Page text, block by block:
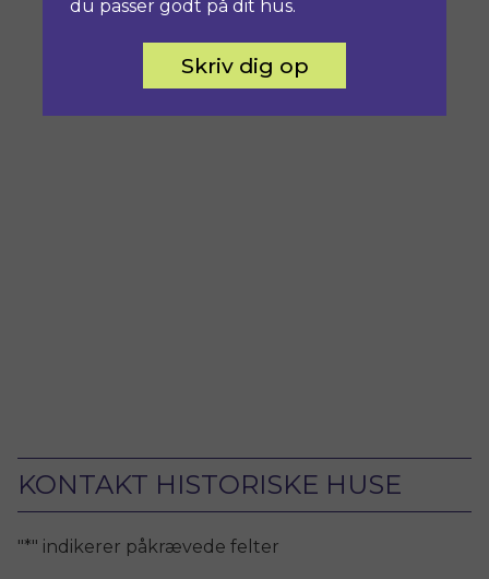
KONTAKT HISTORISKE HUSE
"*" indikerer påkrævede felter
du passer godt på dit hus.
Skriv dig op